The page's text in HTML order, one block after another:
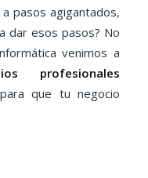
pasos agigantados,
dar esos pasos? No
venimos a
profesionales
para que tu negocio